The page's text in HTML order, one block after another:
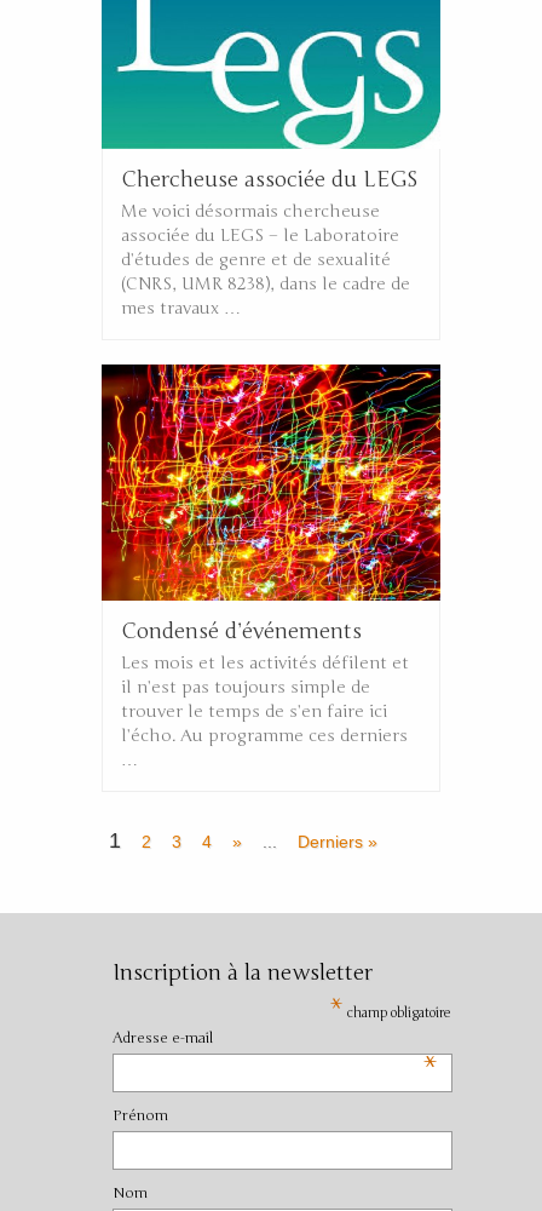
Chercheuse associée du LEGS
Me voici désormais chercheuse
associée du LEGS – le Laboratoire
d’études de genre et de sexualité
(CNRS, UMR 8238), dans le cadre de
mes travaux …
Condensé d’événements
Les mois et les activités défilent et
il n’est pas toujours simple de
trouver le temps de s’en faire ici
l’écho. Au programme ces derniers
…
1 2 3 4 » ... Derniers »
Inscription à la newsletter
* champ obligatoire
Adresse e-mail
*
Prénom
Nom